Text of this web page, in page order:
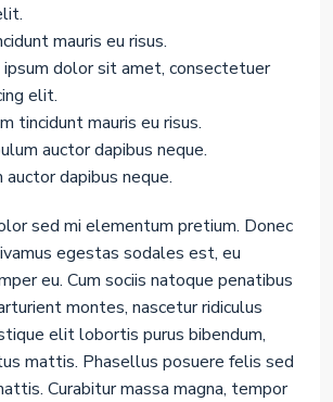
mauris eu risus.
ipsum dolor sit amet, consectetuer
elit.
tincidunt mauris eu risus.
auctor dapibus neque.
dapibus neque.
sed mi elementum pretium. Donec
egestas sodales est, eu
eu. Cum sociis natoque penatibus
montes, nascetur ridiculus
elit lobortis purus bibendum,
mattis. Phasellus posuere felis sed
Curabitur massa magna, tempor